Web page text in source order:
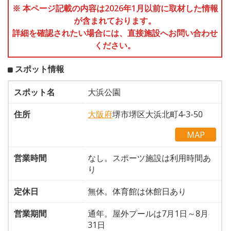
※ 本ページ記載の内容は2026年1月以前に取材した情報
が含まれております。
詳細を確認されたい場合には、直接施設へお問い合わせ
ください。
スポット情報
スポット名
大浜公園
住所
大阪府堺市堺区大浜北町4-3-50
MAP
営業時間
なし。スポーツ施設は利用時間あ
り
定休日
無休。体育館は休館日あり
営業期間
通年。屋外プールは7月1日～8月
31日